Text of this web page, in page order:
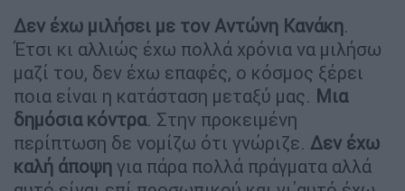
Δεν έχω μιλήσει με τον Αντώνη Κανάκη.
Έτσι κι αλλιώς έχω πολλά χρόνια να μιλήσω
μαζί του, δεν έχω επαφές, ο κόσμος ξέρει
ποια είναι η κατάσταση μεταξύ μας. Μια
δημόσια κόντρα. Στην προκειμένη
περίπτωση δε νομίζω ότι γνώριζε. Δεν έχω
καλή άποψη για πάρα πολλά πράγματα αλλά